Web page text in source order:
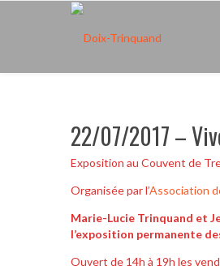
22/07/2017 –
Exposition au Couvent de
Organisée par l’Association
Marie-Lucie Trinquand et
l’exposition permanente
Ouvert de 14h à 19h les